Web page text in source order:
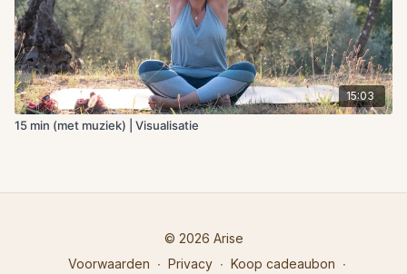
15:03
15 min (met muziek) | Visualisatie
© 2026 Arise
Voorwaarden ∙ Privacy ∙ Koop cadeaubon ∙